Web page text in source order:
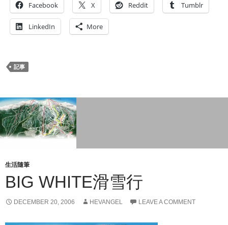
Facebook X Reddit Tumblr
LinkedIn More
記事
生活隨筆
BIG WHITE滑雪行
DECEMBER 20, 2006 HEVANGEL LEAVE A COMMENT